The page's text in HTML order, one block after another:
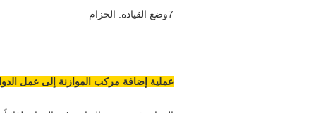
7وضع القيادة: الحزام
عملية إضافة مركب الموازنة إلى عمل